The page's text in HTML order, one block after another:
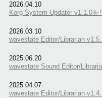
2026.04.10
Korg System Updater v1.1.0を
2026.03.10
wavestate Editor/Librarian
2025.06.20
wavestate Sound Editor/
2025.04.07
wavestate Editor/Librarian